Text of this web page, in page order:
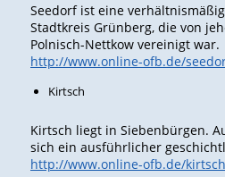
Seedorf ist eine
Stadtkreis Grünberg, die von
Polnisch-Nettkow vereinigt war.
http://www.online-ofb.de/
Kirtsch
Kirtsch liegt in Siebenbürgen.
sich ein ausführlicher
http://www.online-ofb.de/kirtsch